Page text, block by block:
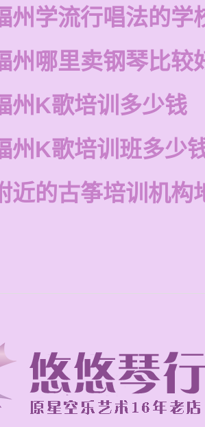
州学流行唱法的学
州哪里卖钢琴比较
州K歌培训多少钱
州K歌培训班多少
近的古筝培训机构